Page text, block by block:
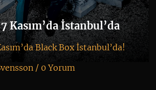
Kasım’da İstanbul’da
Black Box İstanbul’da!
/ 0 Yorum